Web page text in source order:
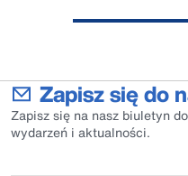
Zapisz się do
Zapisz się na nasz biuletyn
wydarzeń i aktualności.